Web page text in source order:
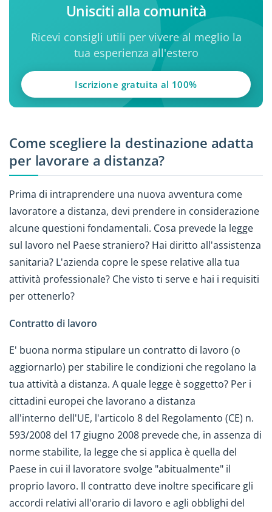
Unisciti alla comunità
Ricevi consigli utili per vivere al meglio la
tua esperienza all'estero
Iscrizione gratuita al 100%
Come scegliere la destinazione adatta
per lavorare a distanza?
Prima di intraprendere una nuova avventura come
lavoratore a distanza, devi prendere in considerazione
alcune questioni fondamentali. Cosa prevede la legge
sul lavoro nel Paese straniero? Hai diritto all'assistenza
sanitaria? L'azienda copre le spese relative alla tua
attività professionale? Che visto ti serve e hai i requisiti
per ottenerlo?
Contratto di lavoro
E' buona norma stipulare un contratto di lavoro (o
aggiornarlo) per stabilire le condizioni che regolano la
tua attività a distanza. A quale legge è soggetto? Per i
cittadini europei che lavorano a distanza
all'interno dell'UE, l'articolo 8 del Regolamento (CE) n.
593/2008 del 17 giugno 2008 prevede che, in assenza di
norme stabilite, la legge che si applica è quella del
Paese in cui il lavoratore svolge "abitualmente" il
proprio lavoro. Il contratto deve inoltre specificare gli
accordi relativi all'orario di lavoro e agli obblighi del